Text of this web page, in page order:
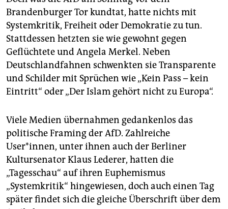
Brandenburger Tor kundtat, hatte nichts mit
Systemkritik, Freiheit oder Demokratie zu tun.
Stattdessen hetzten sie wie gewohnt gegen
Geflüchtete und Angela Merkel. Neben
Deutschlandfahnen schwenkten sie Transparente
und Schilder mit Sprüchen wie „Kein Pass – kein
Eintritt“ oder „Der Islam gehört nicht zu Europa“.
Viele Medien übernahmen gedankenlos das
politische Framing der AfD. Zahlreiche
User*innen, unter ihnen auch der Berliner
Kultursenator Klaus Lederer, hatten die
„Tagesschau“ auf ihren Euphemismus
„Systemkritik“ hingewiesen, doch auch einen Tag
später findet sich die gleiche Überschrift über dem